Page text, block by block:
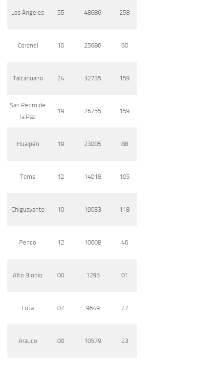
Los Ángeles 55 48686 258
Coronel 10 25686 60
Talcahuano 24 32735 159
San Pedro de
la Paz
19 26755 159
Hualpén 19 23005 88
Tome 12 14018 105
Chiguayante 10 19033 118
Penco 12 10608 46
Alto Biobío 00 1295 01
Lota 07 9649 27
Arauco 00 10579 23